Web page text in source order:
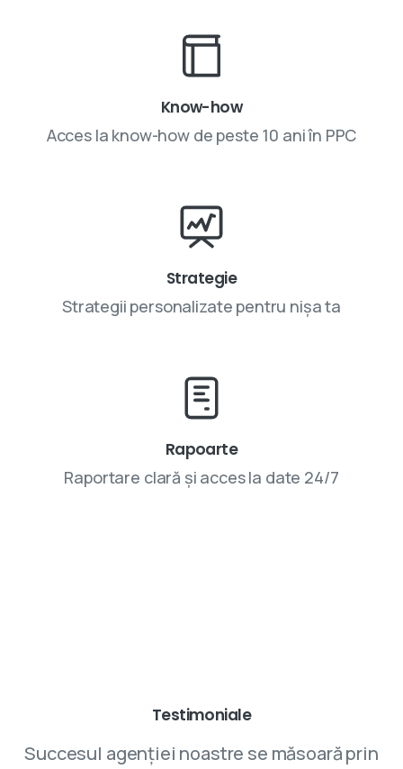
Know-how
Acces la know-how de peste 10 ani în PPC
Strategie
Strategii personalizate pentru nișa ta
Rapoarte
Raportare clară și acces la date 24/7
Testimoniale
Succesul agenției noastre se măsoară prin